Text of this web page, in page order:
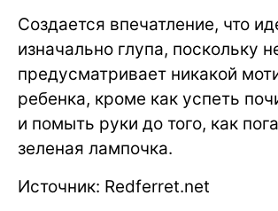
Создается впечатление, что
изначально глупа, поскольку
предусматривает никакой
ребенка, кроме как успеть
и помыть руки до того, как
зеленая лампочка.
Источник: Redferret.net